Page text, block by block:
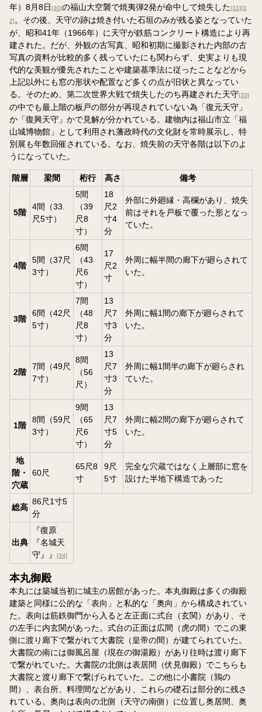
年）8月8日[30]の福山大空襲で焼夷弾2発が命中して焼失した[31][3
2] 。その後、天守の跡は焼き付いた石垣のみが残る姿となっていた
が、昭和41年（1966年）に天守が鉄筋コンクリート構造により再
建された。だが、外観の古写真、昭和初期に撮影された内部の古
写真の資料が比較的多く残っていたにも関わらず、史実よりも現
代的な美観が優先されたことや建築基準法に従ったことなどから
上記以外にも窓の形状や配置など多くの点が旧状と異なってい
る。そのため、第二次世界大戦で焼失したのち再建された天守[33]
の中でも最上階の板戸の部分が再現されていない為「復元天守」
か「復興天守」かで見解が分かれている。建物内は福山市立「福
山城博物館」として利用され藩政時代の文化財を常時展示し、特
別展も年数回催されている。なお、焼失前の天守各階は以下のよ
うになっていた。
階層 梁間 桁行 高さ 備考
5階
4間（33.
尺5寸）
5間
（39
尺8
寸）
18
尺2
寸4
分
外部に外廻縁・高欄があり、焼失
前はそれを戸板で覆った形となっ
ていた。
4階
5間（37尺
3寸）
6間
（43
尺6
寸）
17
尺2
寸
外周に幅半間の廊下が廻らされて
いた。
3階
6間（42尺
5寸）
7間
（48
尺8
寸）
13
尺7
寸3
分
外周に幅1間の廊下が廻らされて
いた。
2階
7間（49尺
7寸）
8間
（56
尺）
13
尺7
寸3
分
外周に幅1間半の廊下が廻らされ
ていた。
1階
8間（59尺
3寸）
9間
（65
尺6
寸）
13
尺7
寸5
分
外周に幅2間の廊下が廻らされて
いた。
地
階・
穴蔵
60尺
65尺8
寸
9尺
5寸
完全な穴蔵ではなく上層部に窓を
設けた半地下構造であった
総高
86尺1寸5
分
出典
『復原
『名城天
守』』
[34]
本丸御殿
本丸には築城当初に城主の居館があった。本丸御殿は多くの御殿
建築と同様に公的な「表向」と私的な「奥向」から構成されてい
た。表向は筋鉄御門から入ると左正面に式台（玄関）があり、そ
の左手に内玄関があった。式台の正面は広間（虎の間）でこの東
側に渡り廊下で繋がれて大書院（皇帝の間）が建てられていた。
大書院の南には御風呂屋（現在の御湯殿）があり往時は渡り廊下
で繋がれていた。大書院の北側は表居間（伏見御殿）でこちらも
大書院と渡り廊下で繋げられていた。この他に小書院（鶉の
間）、表台所、料理間などがあり、これらの礎石は部分的に残さ
れている。奥向は表向の北側（天守の南側）に位置し奥居間、奥